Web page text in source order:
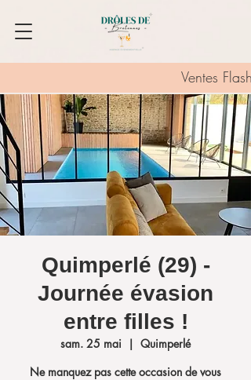
Ventes Flash :
Quimperlé (29) -
Journée évasion
entre filles !
sam. 25 mai
  |
Quimperlé
Ne manquez pas cette occasion de vous